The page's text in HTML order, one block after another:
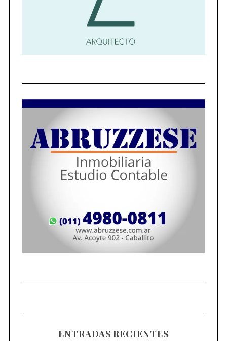
ENTRADAS RECIENTES